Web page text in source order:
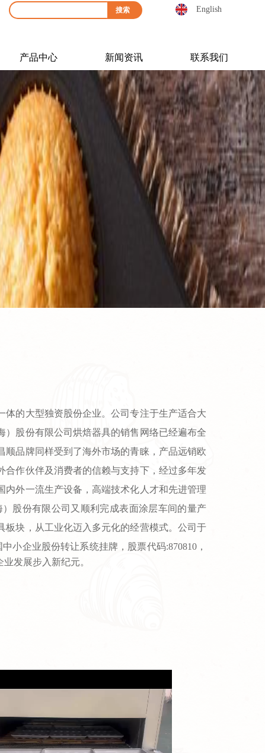
产品中心 新闻资讯 联系我们
English
搜索
体的大型独资股份企业。公司专注于生产适合大
股份有限公司烘焙器具的销售网络已经遍布全
品牌同样受到了海外市场的青睐，产品远销欧
作伙伴及消费者的信赖与支持下，经过多年发
内外一流生产设备，高端技术化人才和先进管理
股份有限公司又顺利完成表面涂层车间的量产
板块，从工业化迈入多元化的经营模式。公司于
小企业股份转让系统挂牌，股票代码:870810，
发展步入新纪元。